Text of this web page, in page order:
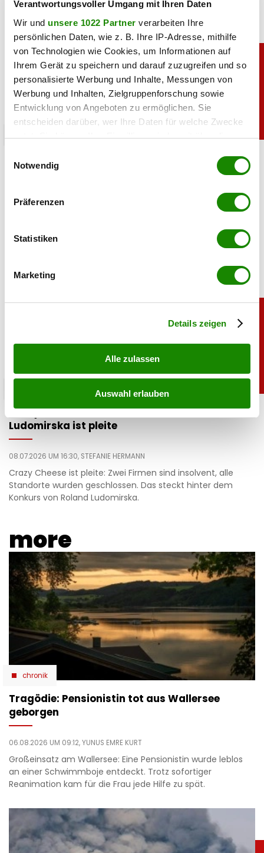
Verantwortungsvoller Umgang mit Ihren Daten
Wir und unsere 1022 Partner verarbeiten Ihre
persönlichen Daten, wie z. B. Ihre IP-Adresse, mithilfe
von Technologien wie Cookies, um Informationen auf
Ihrem Gerät zu speichern und darauf zuzugreifen und so
personalisierte Werbung und Inhalte, Messungen von
Werbung und Inhalten, Zielgruppenforschung sowie
Entwicklung von Angeboten zu ermöglichen. Sie
entscheiden darüber, wer Ihre Daten für welche Zwecke
nutzt. Sie können Ihre Einwilligung jederzeit über die
Trigger Symbol ändern oder widerrufen
Informationen über Ihre geografische Lage
können
bestimmten Merkmalen (Fingerprinting) identifizieren
Erfahren Sie mehr darüber, wie Ihre persönlichen Daten
Notwendig
Präferenzen
Statistiken
Marketing
Details zeigen
Alle zulassen
Auswahl erlauben
Arbeitslosigkeit steigt: Das rät der AMS-Chef
Die Arbeitslosigkeit bleibt hoch, doch in einigen Berufen
Crazy Cheese Konkurs: Käse-Millionär
Ludomirska ist pleite
08.07.2026 UM 16:30, STEFANIE HERMANN
Crazy Cheese ist pleite: Zwei Firmen sind insolvent, alle
Standorte wurden geschlossen. Das steckt hinter dem
Konkurs von Roland Ludomirska.
more
chronik
Tragödie: Pensionistin tot aus Wallersee
geborgen
06.08.2026 UM 09:12,YUNUS EMRE KURT
Großeinsatz am Wallersee: Eine Pensionistin wurde leblos
an einer Schwimmboje entdeckt. Trotz sofortiger
Reanimation kam für die Frau jede Hilfe zu spät.